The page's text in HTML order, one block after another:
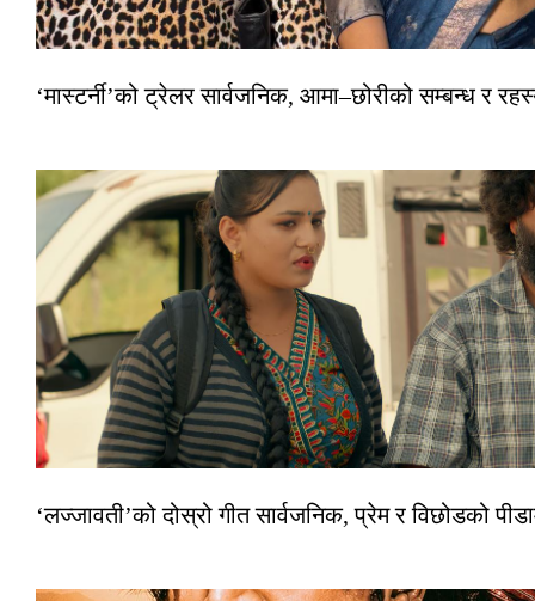
‘मास्टर्नी’को ट्रेलर सार्वजनिक, आमा–छोरीको सम्बन्ध र
‘लज्जावती’को दोस्रो गीत सार्वजनिक, प्रेम र विछोडको